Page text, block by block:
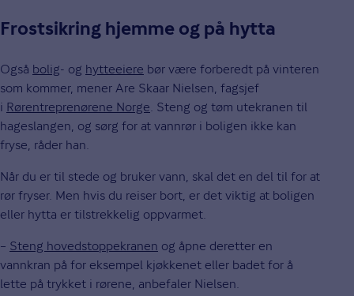
Frostsikring hjemme og på hytta
Også bolig- og hytteeiere bør være forberedt på vinteren
som kommer, mener Are Skaar Nielsen, fagsjef
i Rørentreprenørene Norge. Steng og tøm utekranen til
hageslangen, og sørg for at vannrør i boligen ikke kan
fryse, råder han.
Når du er til stede og bruker vann, skal det en del til for at
rør fryser. Men hvis du reiser bort, er det viktig at boligen
eller hytta er tilstrekkelig oppvarmet.
– Steng hovedstoppekranen og åpne deretter en
vannkran på for eksempel kjøkkenet eller badet for å
lette på trykket i rørene, anbefaler Nielsen.